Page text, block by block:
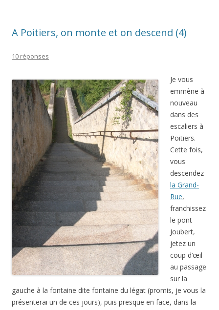
A Poitiers, on monte et on descend (4)
10 réponses
Je vous
emmène à
nouveau
dans des
escaliers à
Poitiers.
Cette fois,
vous
descendez
la Grand-
Rue,
franchissez
le pont
Joubert,
jetez un
coup d’œil
au passage
sur la
gauche à la fontaine dite fontaine du légat (promis, je vous la
présenterai un de ces jours), puis presque en face, dans la